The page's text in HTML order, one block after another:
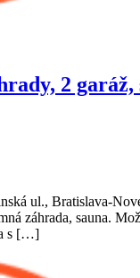
2 garáž,
ul., Bratislava-
záhrada, sauna.
s […]